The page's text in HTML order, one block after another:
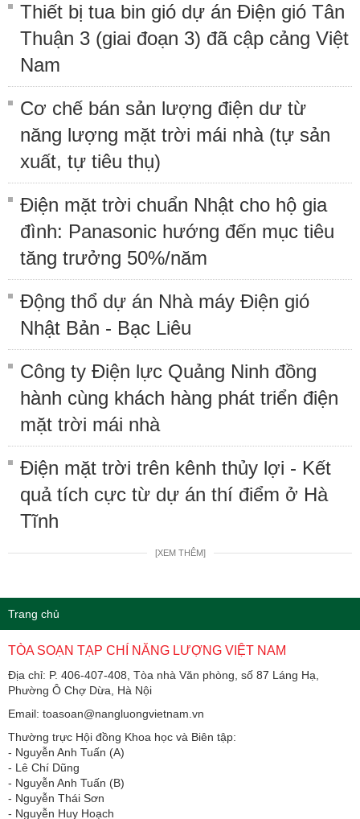
Thiết bị tua bin gió dự án Điện gió Tân
Thuận 3 (giai đoạn 3) đã cập cảng Việt
Nam
Cơ chế bán sản lượng điện dư từ
năng lượng mặt trời mái nhà (tự sản
xuất, tự tiêu thụ)
Điện mặt trời chuẩn Nhật cho hộ gia
đình: Panasonic hướng đến mục tiêu
tăng trưởng 50%/năm
Động thổ dự án Nhà máy Điện gió
Nhật Bản - Bạc Liêu
Công ty Điện lực Quảng Ninh đồng
hành cùng khách hàng phát triển điện
mặt trời mái nhà
Điện mặt trời trên kênh thủy lợi - Kết
quả tích cực từ dự án thí điểm ở Hà
Tĩnh
[XEM THÊM]
Trang chủ
TÒA SOẠN TẠP CHÍ NĂNG LƯỢNG VIỆT NAM
Địa chỉ: P. 406-407-408, Tòa nhà Văn phòng, số 87 Láng Hạ,
Phường Ô Chợ Dừa, Hà Nội
Email: toasoan@nangluongvietnam.vn
Thường trực Hội đồng Khoa học và Biên tập:
​​​​​​- Nguyễn Anh Tuấn (A)
- Lê Chí Dũng
- Nguyễn Anh Tuấn (B)
- Nguyễn Thái Sơn
- Nguyễn Huy Hoạch